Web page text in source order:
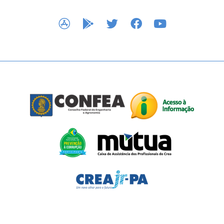
APP STOREGOOGLE PLAY
TWITTERFACEBOOK